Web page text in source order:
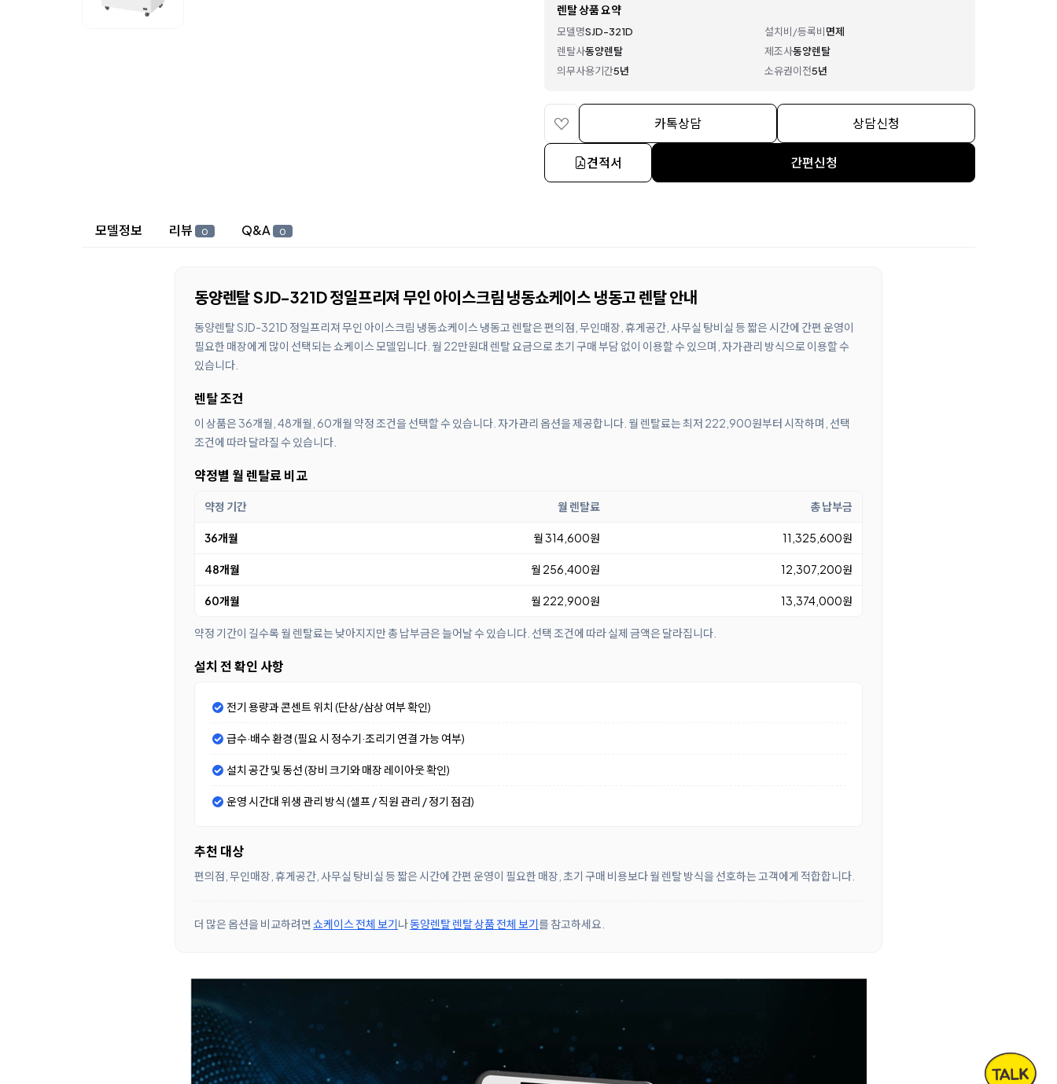
렌탈 상품 요약
모델명SJD-321D 설치비/등록비면제
렌탈사동양렌탈 제조사동양렌탈
의무사용기간5년 소유권이전5년
카톡상담 상담신청
견적서 간편신청
상세 정보
모델정보 리뷰 0 Q&A 0
동양렌탈 SJD-321D 정일프리져 무인 아이스크림 냉동쇼케이스 냉동고 렌탈 안내
동양렌탈 SJD-321D 정일프리져 무인 아이스크림 냉동쇼케이스 냉동고 렌탈은 편의점, 무인매장, 휴게공간, 사무실 탕비실 등 짧은 시간에 간편 운영이
필요한 매장에게 많이 선택되는 쇼케이스 모델입니다. 월 22만원대 렌탈 요금으로 초기 구매 부담 없이 이용할 수 있으며, 자가관리 방식으로 이용할 수
있습니다.
렌탈 조건
이 상품은 36개월, 48개월, 60개월 약정 조건을 선택할 수 있습니다. 자가관리 옵션을 제공합니다. 월 렌탈료는 최저 222,900원부터 시작하며, 선택
조건에 따라 달라질 수 있습니다.
약정별 월 렌탈료 비교
약정 기간 월 렌탈료 총 납부금
36개월 월 314,600원 11,325,600원
48개월 월 256,400원 12,307,200원
60개월 월 222,900원 13,374,000원
약정 기간이 길수록 월 렌탈료는 낮아지지만 총 납부금은 늘어날 수 있습니다. 선택 조건에 따라 실제 금액은 달라집니다.
설치 전 확인 사항
전기 용량과 콘센트 위치 (단상/삼상 여부 확인)
급수·배수 환경 (필요 시 정수기·조리기 연결 가능 여부)
설치 공간 및 동선 (장비 크기와 매장 레이아웃 확인)
운영 시간대 위생 관리 방식 (셀프 / 직원 관리 / 정기 점검)
추천 대상
편의점, 무인매장, 휴게공간, 사무실 탕비실 등 짧은 시간에 간편 운영이 필요한 매장, 초기 구매 비용보다 월 렌탈 방식을 선호하는 고객에게 적합합니다.
더 많은 옵션을 비교하려면 쇼케이스 전체 보기나동양렌탈 렌탈 상품 전체 보기를 참고하세요.